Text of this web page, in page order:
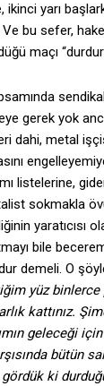
yarı
Ve bu sefer,
maçı
gerek yok
dahi, metal
listelerine,
sokmakla
yaratıcısı
bile
demeli. O
yüz binlerce
kattınız.
geleceği
bütün
ki